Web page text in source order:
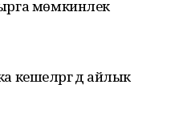
мөмкинлек
дә айлык